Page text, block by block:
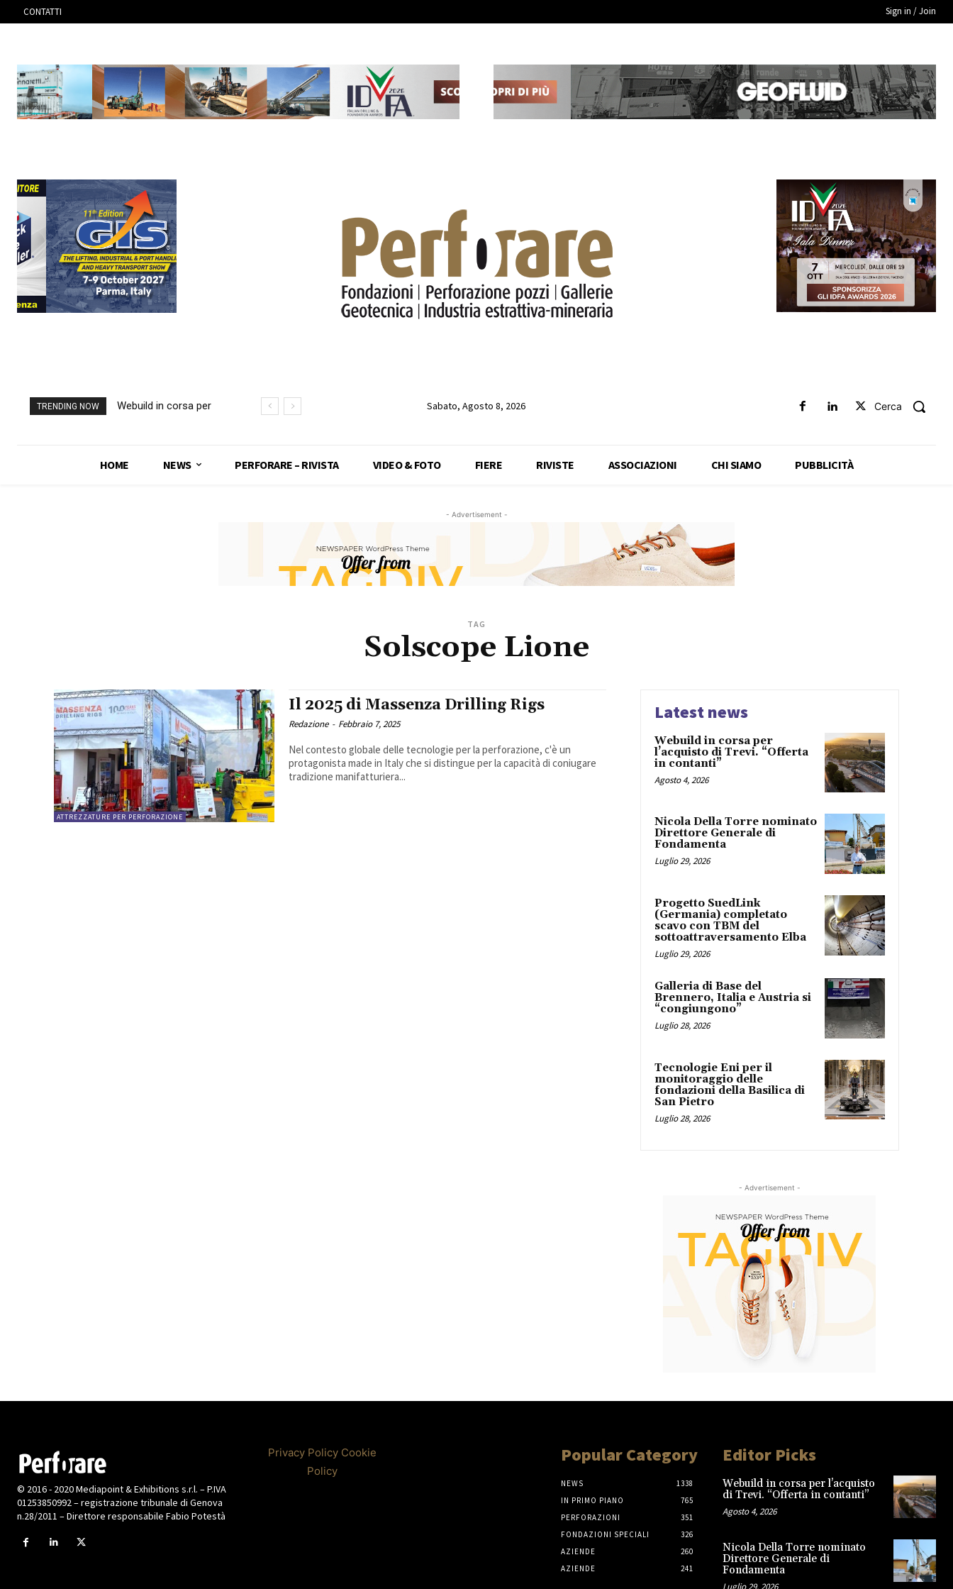
CONTATTI Sign in / Join
TRENDING NOW
Webuild in corsa per
Sabato, Agosto 8, 2026 Cerca
HOME NEWS PERFORARE – RIVISTA VIDEO & FOTO FIERE RIVISTE ASSOCIAZIONI CHI SIAMO PUBBLICITÀ
- Advertisement -
TAG
Solscope Lione
ATTREZZATURE PER PERFORAZIONE
Il 2025 di Massenza Drilling Rigs
Redazione - Febbraio 7, 2025
Nel contesto globale delle tecnologie per la perforazione, c'è un
protagonista made in Italy che si distingue per la capacità di coniugare
tradizione manifatturiera...
Latest news
Webuild in corsa per
l’acquisto di Trevi. “Offerta
in contanti”
Agosto 4, 2026
Nicola Della Torre nominato
Direttore Generale di
Fondamenta
Luglio 29, 2026
Progetto SuedLink
(Germania) completato
scavo con TBM del
sottoattraversamento Elba
Luglio 29, 2026
Galleria di Base del
Brennero, Italia e Austria si
“congiungono”
Luglio 28, 2026
Tecnologie Eni per il
monitoraggio delle
fondazioni della Basilica di
San Pietro
Luglio 28, 2026
- Advertisement -
© 2016 - 2020 Mediapoint & Exhibitions s.r.l. – P.IVA
01253850992 – registrazione tribunale di Genova
n.28/2011 – Direttore responsabile Fabio Potestà
Privacy Policy Cookie
Policy
Popular Category
NEWS
1338
IN PRIMO PIANO
765
PERFORAZIONI
351
FONDAZIONI SPECIALI
326
AZIENDE
260
AZIENDE
241
Editor Picks
Webuild in corsa per l’acquisto
di Trevi. “Offerta in contanti”
Agosto 4, 2026
Nicola Della Torre nominato
Direttore Generale di
Fondamenta
Luglio 29, 2026